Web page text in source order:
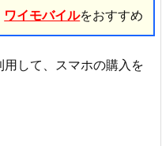
ワイモバイルをおすすめ
して、スマホの購入を